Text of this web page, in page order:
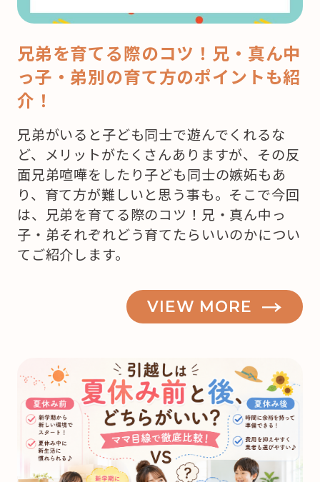
兄弟を育てる際のコツ！兄・真ん中
っ子・弟別の育て方のポイントも紹
介！
兄弟がいると子ども同士で遊んでくれるな
ど、メリットがたくさんありますが、その反
面兄弟喧嘩をしたり子ども同士の嫉妬もあ
り、育て方が難しいと思う事も。そこで今回
は、兄弟を育てる際のコツ！兄・真ん中っ
子・弟それぞれどう育てたらいいのかについ
てご紹介します。
VIEW MORE